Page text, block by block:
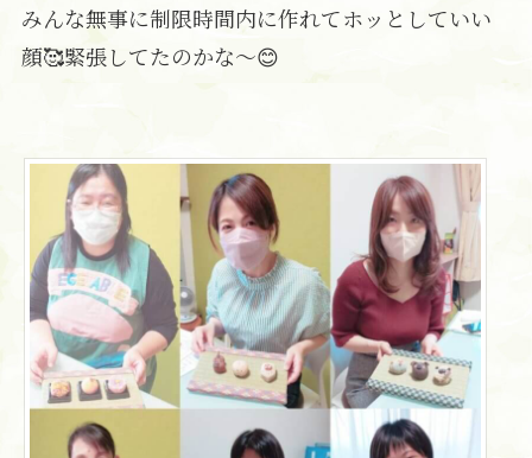
みんな無事に制限時間内に作れてホッとしていい
顔🥰緊張してたのかな〜😊